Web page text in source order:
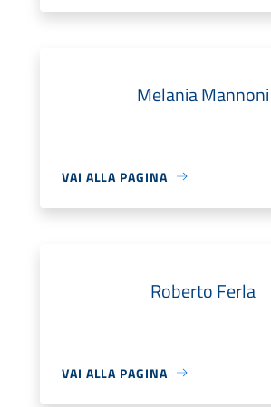
Melania Mannoni
VAI ALLA PAGINA
Roberto Ferla
VAI ALLA PAGINA